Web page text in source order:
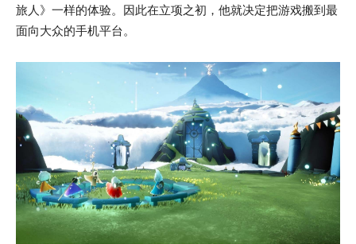
旅人》一样的体验。因此在立项之初，他就决定把游戏搬到最
面向大众的手机平台。